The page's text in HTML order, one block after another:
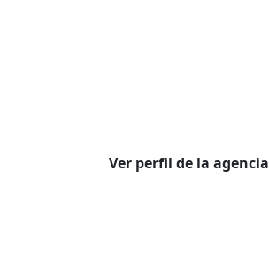
Ver perfil de la agencia